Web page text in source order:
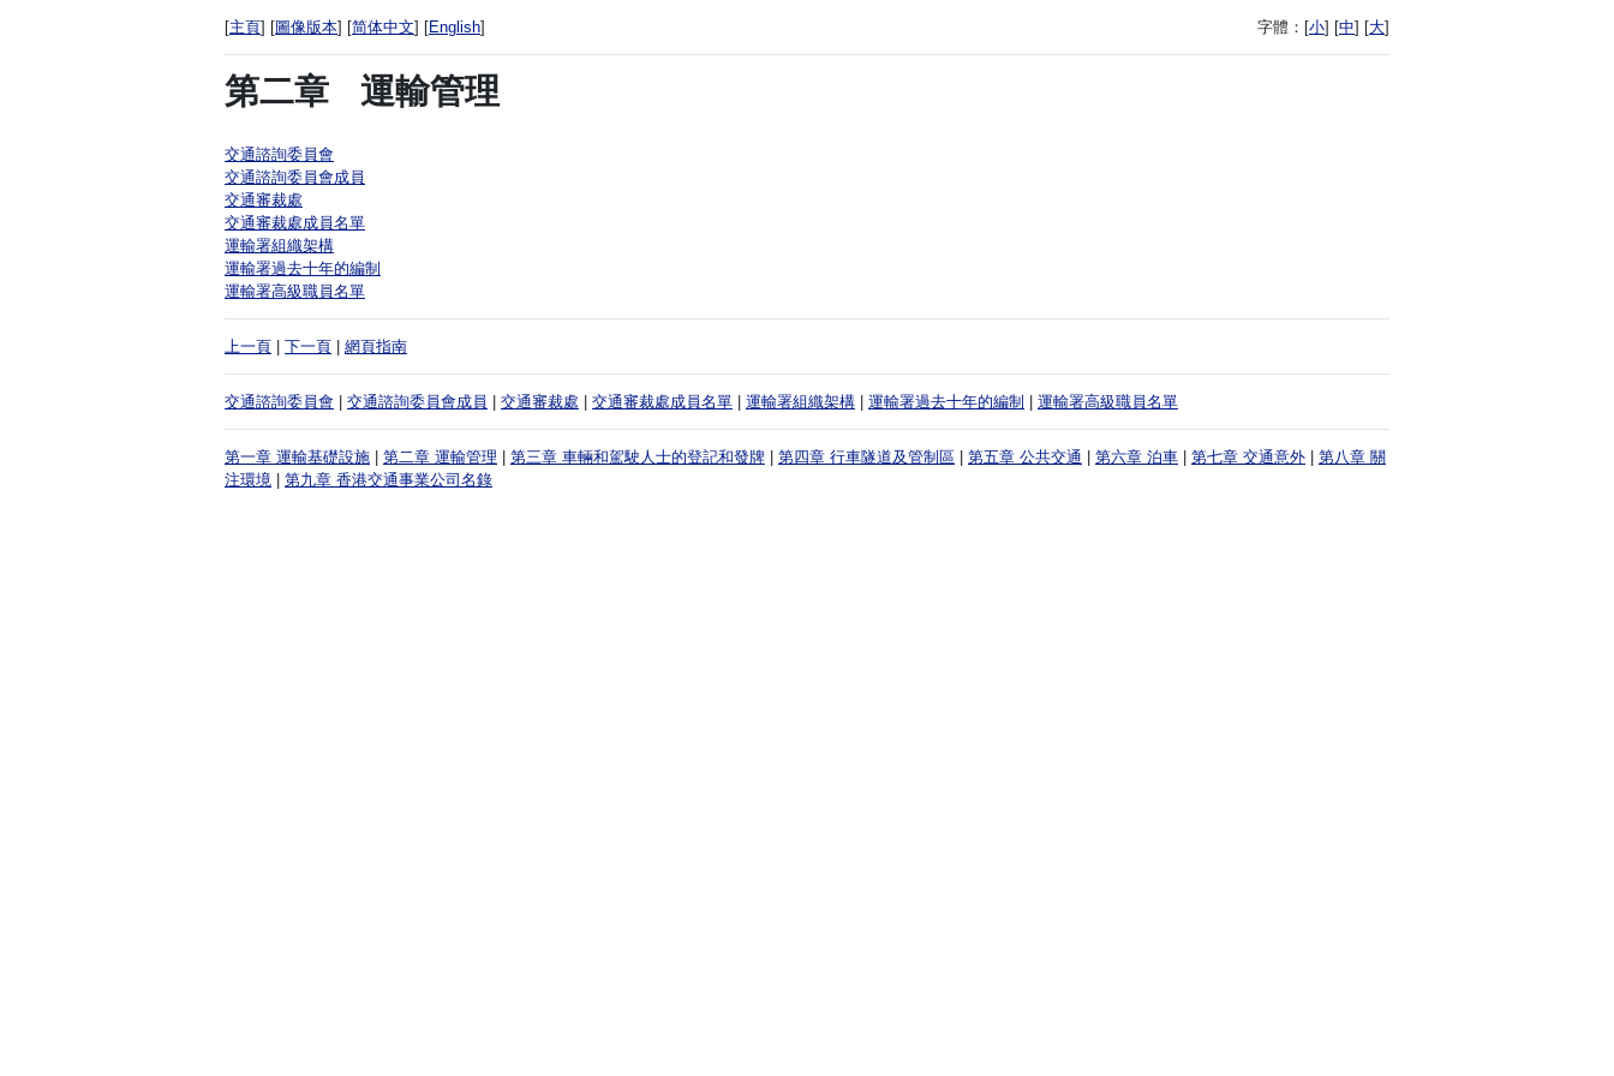
[主頁] [圖像版本] [简体中文] [English] 字體： [小] [中] [大]
第二章 運輸管理
交通諮詢委員會
交通諮詢委員會成員
交通審裁處
交通審裁處成員名單
運輸署組織架構
運輸署過去十年的編制
運輸署高級職員名單
上一頁 下一頁 網頁指南
交通諮詢委員會 交通諮詢委員會成員 交通審裁處 交通審裁處成員名單 運輸署組織架構 運輸署過去十年的編制 運輸署高級職員名單
第一章 運輸基礎設施 第二章 運輸管理 第三章 車輛和駕駛人士的登記和發牌 第四章 行車隧道及管制區 第五章 公共交通 第六章 泊車 第七章 交通意外
第八章 關
注環境
第九章 香港交通事業公司名錄